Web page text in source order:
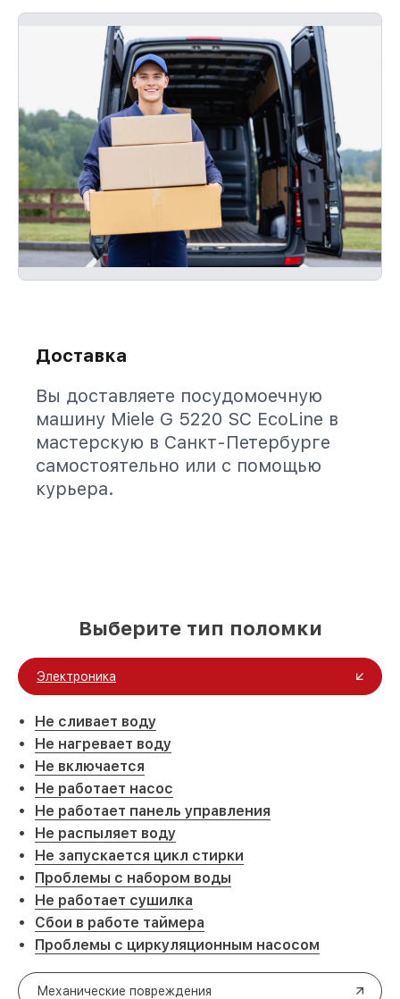
Доставка
Вы доставляете посудомоечную
машину Miele G 5220 SC EcoLine в
мастерскую в Санкт-Петербурге
самостоятельно или с помощью
курьера.
Выберите тип поломки
Электроника
Не сливает воду
Не нагревает воду
Не включается
Не работает насос
Не работает панель управления
Не распыляет воду
Не запускается цикл стирки
Проблемы с набором воды
Не работает сушилка
Сбои в работе таймера
Проблемы с циркуляционным насосом
Механические повреждения